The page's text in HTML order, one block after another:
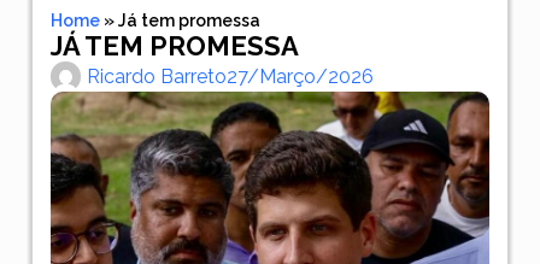
Home»Já tem promessa
JÁ TEM PROMESSA
Ricardo Barreto27/março/2026